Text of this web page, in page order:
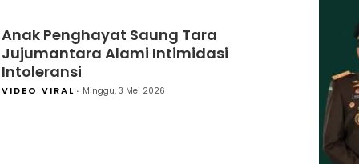
Anak Penghayat Saung Tara
Jujumantara Alami Intimidasi
Intoleransi
VIDEO VIRAL Minggu, 3 Mei 2026